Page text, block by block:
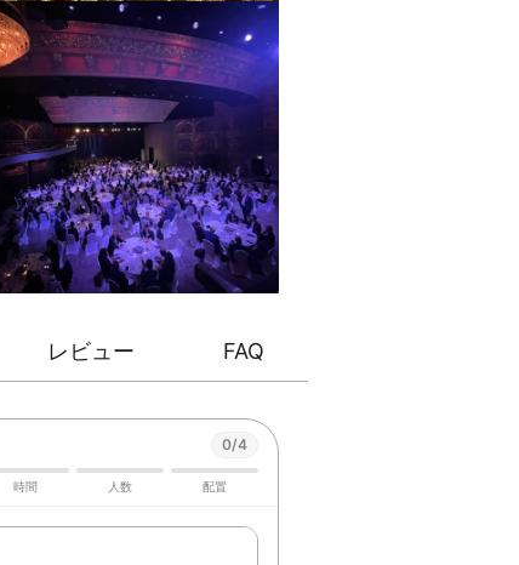
レビュー FAQ
0/4
時間 人数 配置